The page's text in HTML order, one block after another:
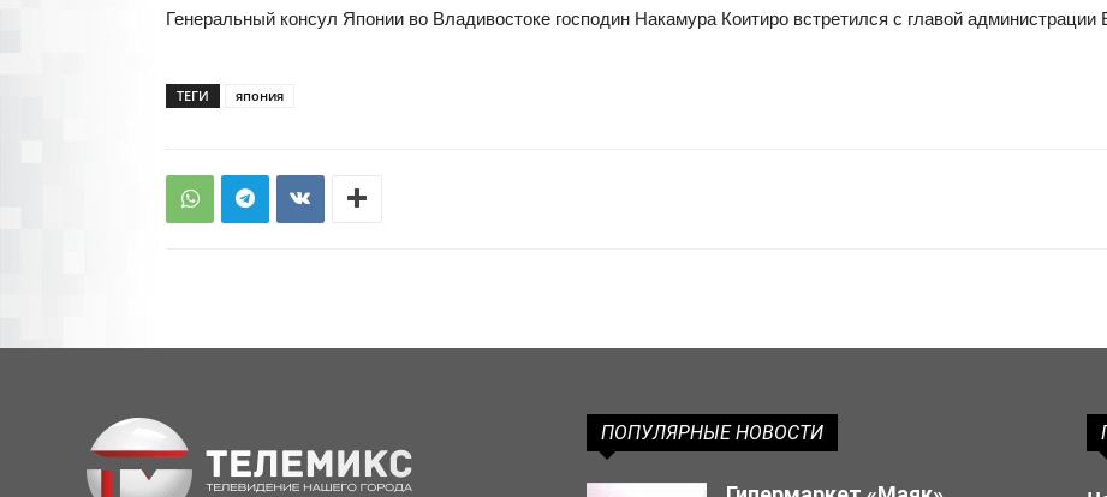
Генеральный консул Японии во Владивостоке господин Накамура Коитиро встретился с главой
ТЕГИ япония
ПОПУЛЯРНЫЕ НОВОСТИ